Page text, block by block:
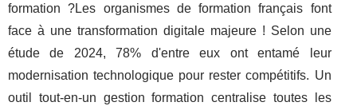
formation ?Les organismes de formation français font
face à une transformation digitale majeure ! Selon une
étude de 2024, 78% d'entre eux ont entamé leur
modernisation technologique pour rester compétitifs. Un
outil tout-en-un gestion formation centralise toutes les